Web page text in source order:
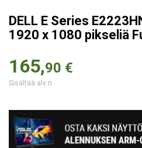
DELL E Series
1920 x 1080 pikseliä
165,90 €
Sisältää alv:n